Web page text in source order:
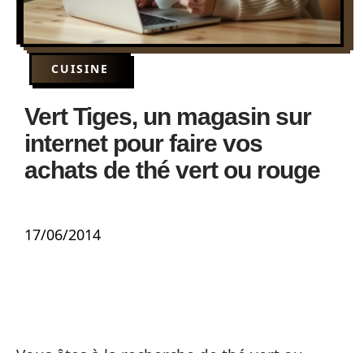
CUISINE
Vert Tiges, un magasin sur
internet pour faire vos
achats de thé vert ou rouge
17/06/2014